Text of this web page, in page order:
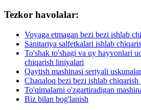
Tezkor havolalar:
Voyaga etmagan bezi bezi ishlab
Sanitariya salfetkalari ishlab
To'shak to'shagi va uy hayvonlari
chiqarish liniyalari
Qaytish mashinasi seriyali uskunalar
Chaqaloq bezi bezi ishlab
To'qimalarni o'zgartiradigan
Biz bilan bog'lanish